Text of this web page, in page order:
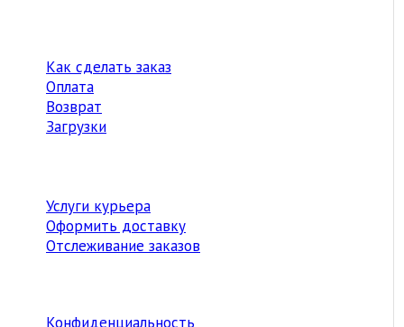
Как сделать заказ
Оплата
Возврат
Загрузки
Услуги курьера
Оформить доставку
Отслеживание заказов
Конфиденциальность